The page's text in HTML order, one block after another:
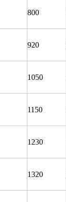
800
920
1050
1150
1230
1320